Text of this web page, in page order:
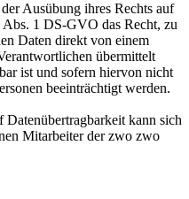
Ausübung ihres Rechts auf
1 DS-GVO das Recht, zu
Daten direkt von einem
übermittelt
ist und sofern hiervon nicht
beeinträchtigt werden.
Datenübertragbarkeit kann sich
Mitarbeiter der zwo zwo